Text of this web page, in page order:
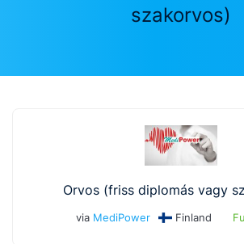
szakorvos)
Orvos (friss diplomás vagy
via MediPower Finland